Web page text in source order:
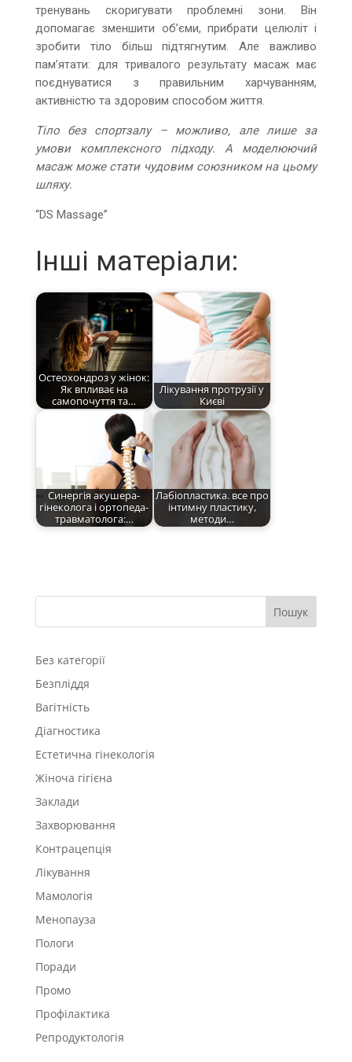
тренувань скоригувати проблемні зони. Він
допомагає зменшити об’єми, прибрати целюліт і
зробити тіло більш підтягнутим. Але важливо
пам’ятати: для тривалого результату масаж має
поєднуватися з правильним харчуванням,
активністю та здоровим способом життя.
Тіло без спортзалу – можливо, але лише за
умови комплексного підходу. А моделюючий
масаж може стати чудовим союзником на цьому
шляху.
“DS Massage”
Інші матеріали:
Остеохондроз у жінок:
Як впливає на
самопочуття та…
Лікування протрузії у
Києві
Синергія акушера-
гінеколога і ортопеда-
травматолога:…
Лабіопластика. все про
інтимну пластику,
методи…
Пошук
Без категорії
Безпліддя
Вагітність
Діагностика
Естетична гінекологія
Жіноча гігієна
Заклади
Захворювання
Контрацепція
Лікування
Мамологія
Менопауза
Пологи
Поради
Промо
Профілактика
Репродуктологія